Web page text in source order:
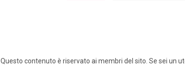
Questo contenuto è riservato ai membri del sito. Se sei un